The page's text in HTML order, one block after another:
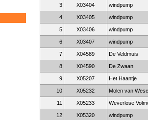
3 X03404 windpump
4 X03405 windpump
5 X03406 windpump
6 X03407 windpump
7 X04589 De Veldmuis
8 X04590 De Zwaan
9 X05207 Het Haantje
10 X05232 Molen van
11 X05233 Weverlose
12 X05320 windpump